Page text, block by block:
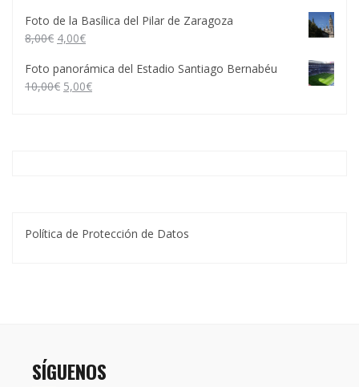
Foto de la Basílica del Pilar de Zaragoza
8,00€ 4,00€
Foto panorámica del Estadio Santiago Bernabéu
10,00€ 5,00€
Política de Protección de Datos
SÍGUENOS